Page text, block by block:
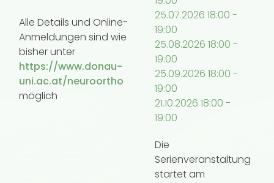
Alle Details und Online-
Anmeldungen sind wie
bisher unter
https://www.donau-
uni.ac.at/neuroortho
möglich
25.07.2026 18:00 -
19:00
25.08.2026 18:00 -
19:00
25.09.2026 18:00 -
19:00
21.10.2026 18:00 -
19:00
Die
Serienveranstaltung
startet am